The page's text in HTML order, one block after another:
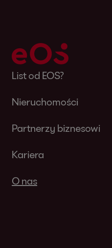
List od EOS?
Nieruchomości
Partnerzy biznesowi
Kariera
O nas